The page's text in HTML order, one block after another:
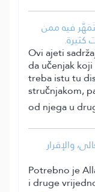
فيه ممن
كثيرة.
Ovi ajeti
da učenjak
treba istu tu
stručnjakom,
od njega u
والإقرار
Potrebno je
i druge